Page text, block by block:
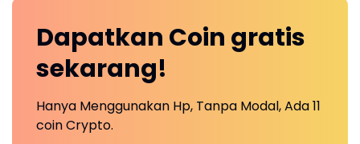
Dapatkan Coin gratis
sekarang!
Hanya Menggunakan Hp, Tanpa Modal, Ada 11
coin Crypto.